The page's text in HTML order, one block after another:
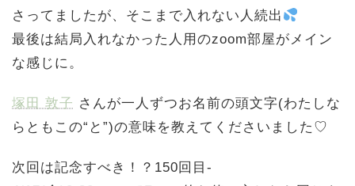
さってましたが、そこまで入れない人続出
最後は結局入れなかった人用のzoom部屋がメイン
な感じに。
塚田 敦子 さんが一人ずつお名前の頭文字(わたしな
らともこの“と”)の意味を教えてくださいました♡
次回は記念すべき！？150回目-